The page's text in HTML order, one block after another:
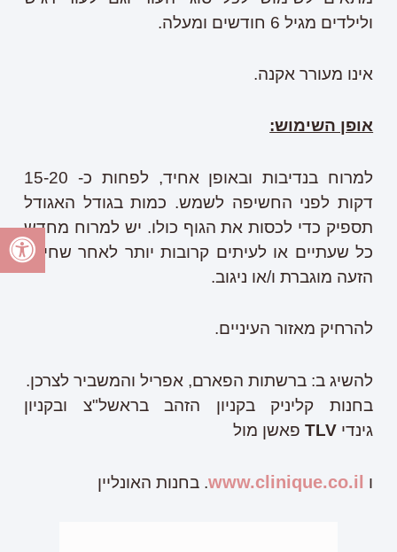
ולילדים מגיל 6 חודשים ומעלה.
אינו מעורר אקנה.
אופן השימוש:
למרוח בנדיבות ובאופן אחיד, לפחות כ- 15-20
דקות לפני החשיפה לשמש. כמות בגודל האגודל
תספיק כדי לכסות את הגוף כולו. יש למרוח מחדש
כל שעתיים או לעיתים קרובות יותר לאחר שחייה,
הזעה מוגברת ו/או ניגוב.
להרחיק מאזור העיניים.
להשיג ב: ברשתות הפארם, אפריל והמשביר לצרכן.
בחנות קליניק בקניון הזהב בראשל"צ ובקניון
גינדי TLVפאשן מול
ו www.clinique.co.il. בחנות האונליין